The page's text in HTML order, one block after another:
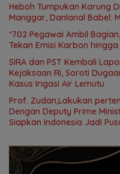
Heboh Tumpukan Karung
Manggar, Danlanal Babel:
*702 Pegawai Ambil
Tekan Emisi Karbon hingga
SIRA dan PST Kembali
Kejaksaan RI, Soroti
Kasus Irigasi Air Lemutu
Prof. Zudan,Lakukan
Dengan Deputy Prime
Siapkan Indonesia Jadi